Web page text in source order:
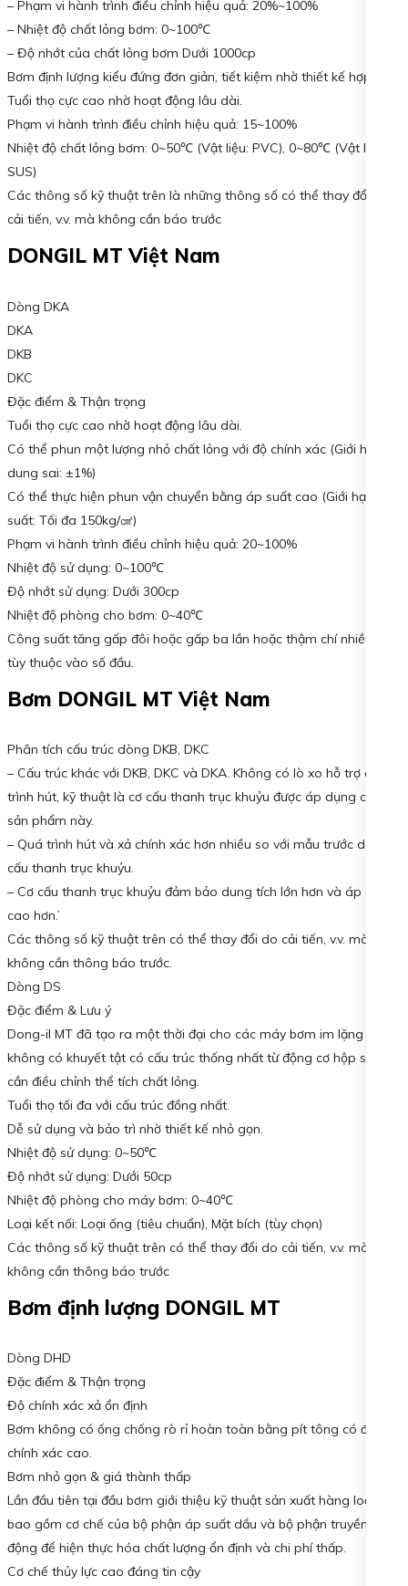
– Phạm vi hành trình điều chỉnh hiệu quả: 20%~100%
– Nhiệt độ chất lỏng bơm: 0~100℃
– Độ nhớt của chất lỏng bơm Dưới 1000cp
Bơm định lượng kiểu đứng đơn giản, tiết kiệm nhờ thiết kế hợp lý.
Tuổi thọ cực cao nhờ hoạt động lâu dài.
Phạm vi hành trình điều chỉnh hiệu quả: 15~100%
Nhiệt độ chất lỏng bơm: 0~50℃ (Vật liệu: PVC), 0~80℃ (Vật liệu:
SUS)
Các thông số kỹ thuật trên là những thông số có thể thay đổi do
cải tiến, v.v. mà không cần báo trước
DONGIL MT Việt Nam
Dòng DKA
DKA
DKB
DKC
Đặc điểm & Thận trọng
Tuổi thọ cực cao nhờ hoạt động lâu dài.
Có thể phun một lượng nhỏ chất lỏng với độ chính xác (Giới hạn
dung sai: ±1%)
Có thể thực hiện phun vận chuyển bằng áp suất cao (Giới hạn áp
suất: Tối đa 150kg/㎠)
Phạm vi hành trình điều chỉnh hiệu quả: 20~100%
Nhiệt độ sử dụng: 0~100℃
Độ nhớt sử dụng: Dưới 300cp
Nhiệt độ phòng cho bơm: 0~40℃
Công suất tăng gấp đôi hoặc gấp ba lần hoặc thậm chí nhiều hơn
tùy thuộc vào số đầu.
Bơm DONGIL MT Việt Nam
Phân tích cấu trúc dòng DKB, DKC
– Cấu trúc khác với DKB, DKC và DKA. Không có lò xo hỗ trợ quá
trình hút, kỹ thuật là cơ cấu thanh trục khuỷu được áp dụng cho
sản phẩm này.
– Quá trình hút và xả chính xác hơn nhiều so với mẫu trước do cơ
cấu thanh trục khuỷu.
– Cơ cấu thanh trục khuỷu đảm bảo dung tích lớn hơn và áp suất
cao hơn.’
Các thông số kỹ thuật trên có thể thay đổi do cải tiến, v.v. mà
không cần thông báo trước.
Dòng DS
Đặc điểm & Lưu ý
Dong-il MT đã tạo ra một thời đại cho các máy bơm im lặng và
không có khuyết tật có cấu trúc thống nhất từ động cơ hộp số đến
cần điều chỉnh thể tích chất lỏng.
Tuổi thọ tối đa với cấu trúc đồng nhất.
Dễ sử dụng và bảo trì nhờ thiết kế nhỏ gọn.
Nhiệt độ sử dụng: 0~50℃
Độ nhớt sử dụng: Dưới 50cp
Nhiệt độ phòng cho máy bơm: 0~40℃
Loại kết nối: Loại ống (tiêu chuẩn), Mặt bích (tùy chọn)
Các thông số kỹ thuật trên có thể thay đổi do cải tiến, v.v. mà
không cần thông báo trước
Bơm định lượng DONGIL MT
Dòng DHD
Đặc điểm & Thận trọng
Độ chính xác xả ổn định
Bơm không có ống chống rò rỉ hoàn toàn bằng pít tông có độ
chính xác cao.
Bơm nhỏ gọn & giá thành thấp
Lần đầu tiên tại đầu bơm giới thiệu kỹ thuật sản xuất hàng loạt
bao gồm cơ chế của bộ phận áp suất dầu và bộ phận truyền
động để hiện thực hóa chất lượng ổn định và chi phí thấp.
Cơ chế thủy lực cao đáng tin cậy